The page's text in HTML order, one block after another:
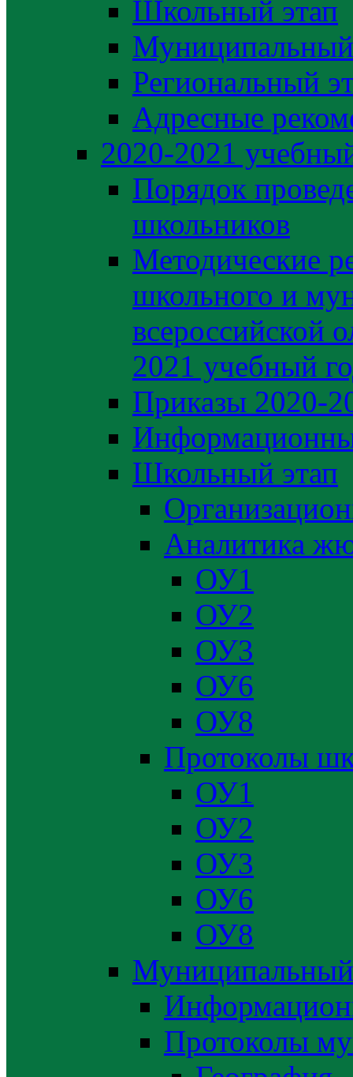
Школьный этап
Муниципальный
Региональный
Адресные
2020-2021
Порядок
школьников
Методические
школьного и
всероссийской
2021 учебный
Приказы 2020-
Школьный этап
Аналитика
ОУ1
ОУ2
ОУ3
ОУ6
ОУ8
Протоколы
ОУ1
ОУ2
ОУ3
ОУ6
ОУ8
Муниципальный
Протоколы